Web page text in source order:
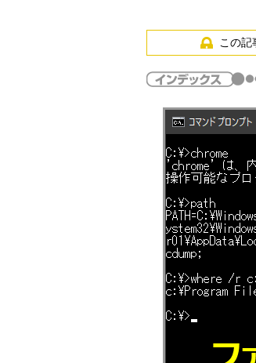
この記